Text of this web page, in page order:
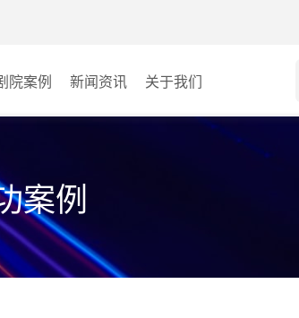
声系统
系统
列
院案例
音乐厅
其它
新闻资讯 关于我们
案例